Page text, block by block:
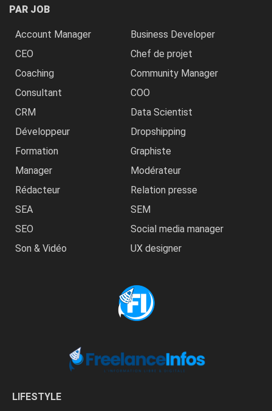
PAR JOB
Account Manager
Business Developer
CEO
Chef de projet
Coaching
Community Manager
Consultant
COO
CRM
Data Scientist
Développeur
Dropshipping
Formation
Graphiste
Manager
Modérateur
Rédacteur
Relation presse
SEA
SEM
SEO
Social media manager
Son & Vidéo
UX designer
LIFESTYLE